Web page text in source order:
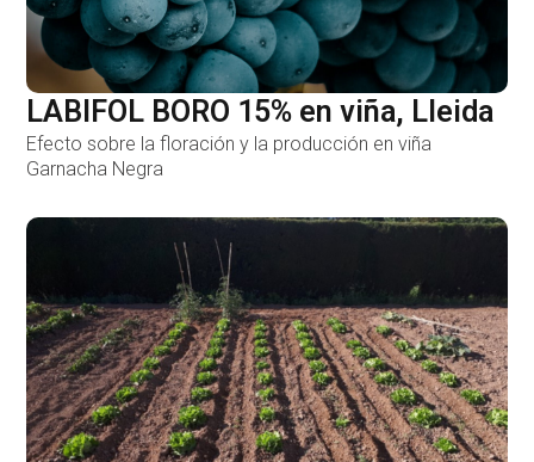
LABIFOL BORO 15% en viña, Lleida
Efecto sobre la floración y la producción en viña
Garnacha Negra